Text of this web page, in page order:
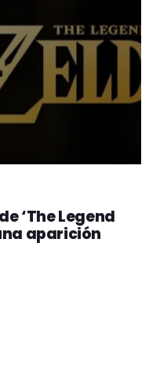
‘The Legend
aparición